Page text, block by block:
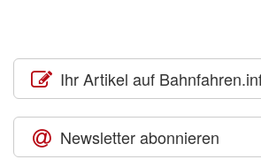
Ihr Artikel auf
Newsletter abonnieren